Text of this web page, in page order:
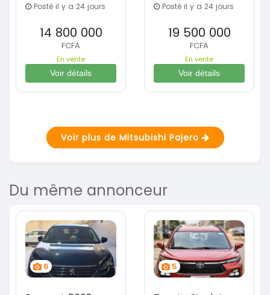
Posté il y a 24 jours
14 800 000
FCFA
En vente
Voir détails
Posté il y a 24 jours
19 500 000
FCFA
En vente
Voir détails
Voir plus de Mitsubishi Pajero
Du même annonceur
6 5